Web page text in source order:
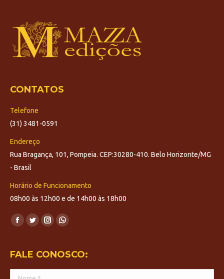
CONTATOS
Telefone
(31) 3481-0591
Endereço
Rua Bragança, 101, Pompeia. CEP:30280-410. Belo Horizonte/MG
- Brasil
Horário de Funcionamento
08h00 às 12h00 e de 14h00 às 18h00
Encontre-nos em:
Facebook
opens
Twitter
opens
Instagram
opens
Whatsapp
opens
FALE CONOSCO:
Nome *